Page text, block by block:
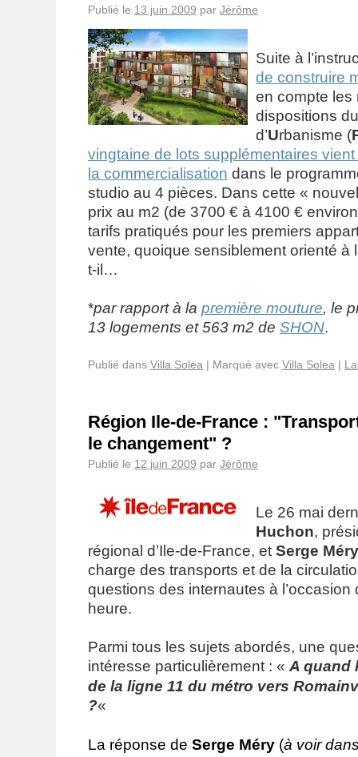
Publié le 13 juin 2009 par Jérôme
Suite à
de construire
en compte les
dispositions
d’Urbanisme (
vingtaine de lots supplémentaires vient
la commercialisation dans le
studio au 4 pièces. Dans cette «
prix au m2 (de 3700 € à 4100 €
tarifs pratiqués pour les premiers
vente, quoique sensiblement orienté à
t-il…
*par rapport à la première mouture, le
13 logements et 563 m2 de SHON.
Publié dans Villa Solea | Marqué avec Villa Solea |
Région Ile-de-France :
le changement" ?
Publié le 12 juin 2009 par Jérôme
Le 26 mai
Huchon,
régional d’Ile-de-France, et Serge Méry
charge des transports et de la
questions des internautes à l’occasion
heure.
Parmi tous les sujets abordés, une
intéresse particulièrement : « A quand
de la ligne 11 du métro vers
?«
La réponse de Serge Méry (à voir